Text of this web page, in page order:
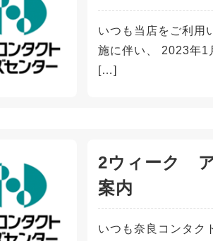
いつも当店をご利用
施に伴い、 2023年
[…]
2ウィーク ア
案内
いつも奈良コンタク